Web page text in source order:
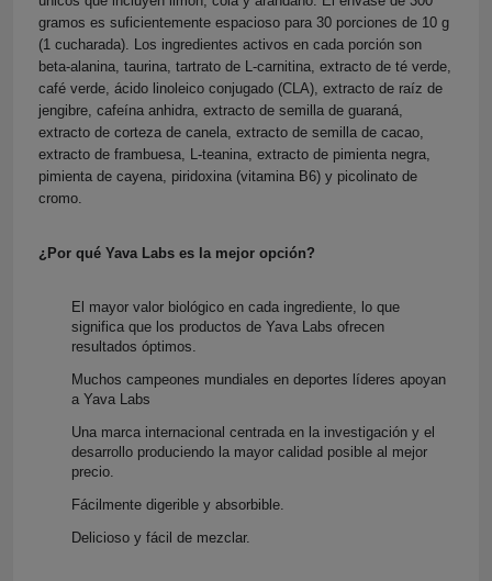
gramos es suficientemente espacioso para 30 porciones de 10 g
(1 cucharada). Los ingredientes activos en cada porción son
beta-alanina, taurina, tartrato de L-carnitina, extracto de té verde,
café verde, ácido linoleico conjugado (CLA), extracto de raíz de
jengibre, cafeína anhidra, extracto de semilla de guaraná,
extracto de corteza de canela, extracto de semilla de cacao,
extracto de frambuesa, L-teanina, extracto de pimienta negra,
pimienta de cayena, piridoxina (vitamina B6) y picolinato de
cromo.
¿Por qué Yava Labs es la mejor opción?
El mayor valor biológico en cada ingrediente, lo que
significa que los productos de Yava Labs ofrecen
resultados óptimos.
Muchos campeones mundiales en deportes líderes apoyan
a Yava Labs
Una marca internacional centrada en la investigación y el
desarrollo produciendo la mayor calidad posible al mejor
precio.
Fácilmente digerible y absorbible.
Delicioso y fácil de mezclar.